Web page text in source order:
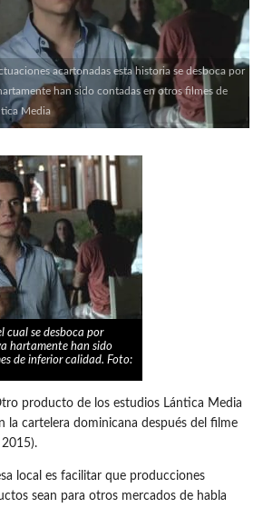
acartonadas esta historia se desboca por
han sido contadas en otros filmes de
Media
cual se desboca por
hartamente han sido
de inferior calidad. Foto:
producto de los estudios Lántica Media
la cartelera dominicana después del filme
2015).
local es facilitar que producciones
sean para otros mercados de habla